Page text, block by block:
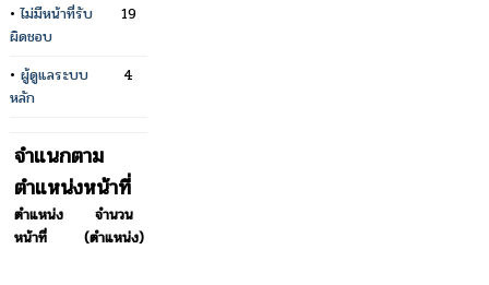
•ไม่มีหน้าที่รับ
ผิดชอบ
19
• ผู้ดูแลระบบ
หลัก
4
จำแนกตาม
ตำแหน่งหน้าที่
ตำแหน่ง
หน้าที่
จำนวน
(ตำแหน่ง)